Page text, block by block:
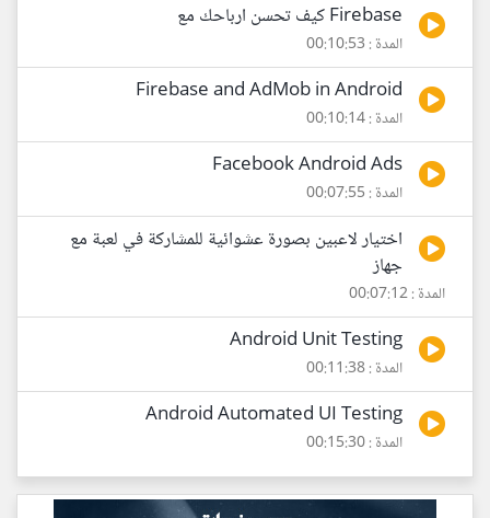
Firebase كيف تحسن ارباحك مع
المدة : 00:10:53
Firebase and AdMob in Android
المدة : 00:10:14
Facebook Android Ads
المدة : 00:07:55
اختيار لاعبين بصورة عشوائية للمشاركة في لعبة مع
جهاز
المدة : 00:07:12
Android Unit Testing
المدة : 00:11:38
Android Automated UI Testing
المدة : 00:15:30